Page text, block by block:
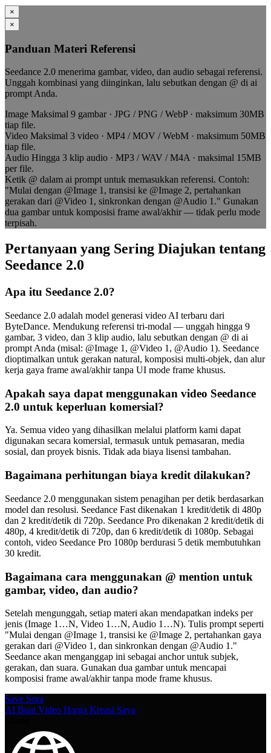
×
×
Panduan Materi Referensi
Seedance 2.0 menerima gambar, video, dan audio sebagai referensi.
Unggah kombinasi yang diinginkan, lalu sebutkan dengan @ di ai
prompt Anda.
Image Maksimal 9 gambar · JPG / PNG / WebP · maksimum 30MB
tiap file.
Video Maksimal 3 video · MP4 / MOV / WebM · maksimum 50MB
tiap file.
Audio Hingga 3 klip audio · MP3 / WAV / M4A · maksimal 15MB
per file.
Ketik @ dalam ai prompt untuk memasukkan referensi. Contoh:
"Mulai dengan @Image 1, transisi ke @Image 2, pertahankan
gerakan dari @Video 1, sinkronkan dengan @Audio 1." Gunakan
dua gambar untuk komposisi frame awal/akhir — tidak perlu mode
terpisah.
Pertanyaan yang Sering Diajukan tentang
Seedance 2.0
Apa itu Seedance 2.0?
Seedance 2.0 adalah model generasi video AI terbaru dari
ByteDance. Mendukung referensi tri-modal — unggah hingga 9
gambar, 3 video, dan 3 klip audio, lalu sebutkan dengan @ di ai
prompt Anda (misal: @Image 1, @Video 1, @Audio 1). Seedance
dioptimalkan untuk gerakan natural, komposisi multi-objek, dan alur
kerja gaya frame awal/akhir tanpa UI mode frame khusus.
Apakah saya dapat menggunakan video Seedance
2.0 untuk keperluan komersial?
Ya. Semua video yang dihasilkan melalui platform kami dapat
digunakan secara komersial, termasuk untuk pemasaran, media
sosial, dan proyek bisnis. Tidak ada biaya lisensi tambahan.
Bagaimana perhitungan biaya kredit dilakukan?
Seedance 2.0 menggunakan sistem penagihan per detik berdasarkan
model dan resolusi. Seedance Fast dikenakan 1 kredit/detik di 480p
dan 2 kredit/detik di 720p. Seedance Pro dikenakan 2 kredit/detik di
480p, 4 kredit/detik di 720p, dan 6 kredit/detik di 1080p. Sebagai
contoh, video Seedance Pro 1080p berdurasi 5 detik membutuhkan
30 kredit.
Bagaimana cara menggunakan @ mention untuk
gambar, video, dan audio?
Setelah mengunggah, setiap materi akan mendapatkan indeks per
jenis (Image 1…N, Video 1…N, Audio 1…N). Tulis prompt seperti
"Mulai dengan @Image 1, transisi ke @Image 2, pertahankan gaya
gerakan dari @Video 1, dan sinkronkan dengan @Audio 1."
Seedance akan menganggap ini sebagai anchor untuk subjek,
gerakan, dan suara. Gunakan dua gambar untuk mencapai
komposisi frame awal/akhir tanpa mode frame khusus.
Save Sora
AI Buat Video Harga Kreasi Saya